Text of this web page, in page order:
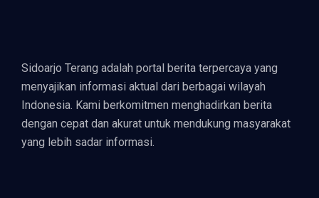
Sidoarjo Terang adalah portal berita terpercaya yang
menyajikan informasi aktual dari berbagai wilayah
Indonesia. Kami berkomitmen menghadirkan berita
dengan cepat dan akurat untuk mendukung masyarakat
yang lebih sadar informasi.